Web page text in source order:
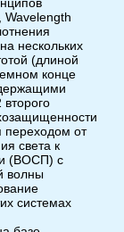
Wavelength
нескольких
(длиной
конце
переходом от
света к
(ВОСП) с
волны
системах